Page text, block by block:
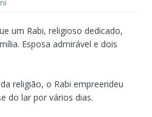
um Rabi, religioso dedicado,
Esposa admirável e dois
religião, o Rabi empreendeu
do lar por vários dias.